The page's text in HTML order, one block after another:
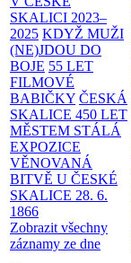
SKALICI 2023–
2025 KDYŽ MUŽI
(NE)JDOU DO
BOJE 55 LET
FILMOVÉ
BABIČKY ČESKÁ
SKALICE 450 LET
MĚSTEM STÁLÁ
EXPOZICE
VĚNOVANÁ
BITVĚ U ČESKÉ
SKALICE 28. 6.
1866
Zobrazit všechny
záznamy ze dne